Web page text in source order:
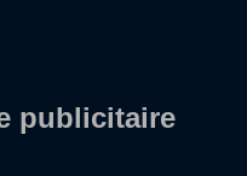
publicitaire